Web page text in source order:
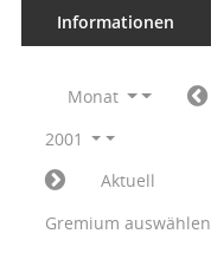
Informationen
Monat
2001
Aktuell
Gremium auswählen